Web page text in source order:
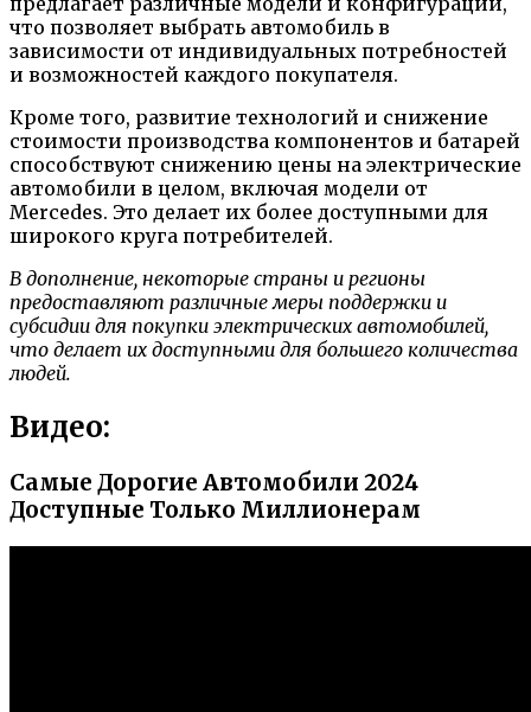
что позволяет выбрать автомобиль в
зависимости от индивидуальных потребностей
и возможностей каждого покупателя.
Кроме того, развитие технологий и снижение
стоимости производства компонентов и батарей
способствуют снижению цены на электрические
автомобили в целом, включая модели от
Mercedes. Это делает их более доступными для
широкого круга потребителей.
В дополнение, некоторые страны и регионы
предоставляют различные меры поддержки и
субсидии для покупки электрических автомобилей,
что делает их доступными для большего количества
людей.
Видео:
Самые Дорогие Автомобили 2024
Доступные Только Миллионерам